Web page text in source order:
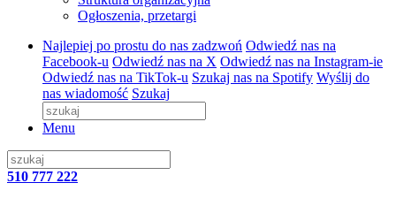
Ogłoszenia, przetargi
Najlepiej po prostu do nas zadzwoń Odwiedź nas na
Facebook-u Odwiedź nas na X Odwiedź nas na Instagram-ie
Odwiedź nas na TikTok-u Szukaj nas na Spotify Wyślij do
nas wiadomość Szukaj
Menu
510 777 222